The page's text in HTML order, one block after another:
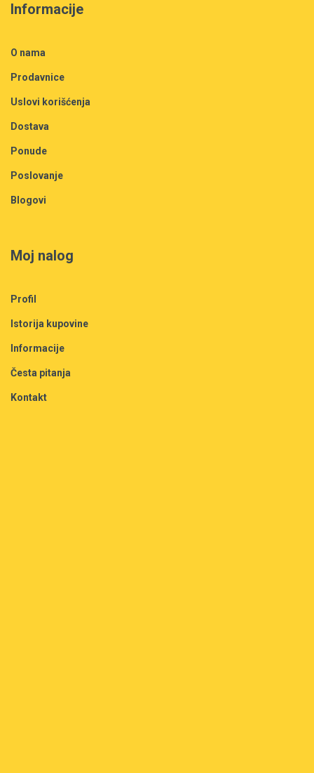
Informacije
O nama
Prodavnice
Uslovi korišćenja
Dostava
Ponude
Poslovanje
Blogovi
Moj nalog
Profil
Istorija kupovine
Informacije
Česta pitanja
Kontakt